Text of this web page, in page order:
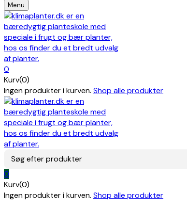
Menu
0
Kurv(0)
Ingen produkter i kurven. Shop alle produkter
Søg efter produkter
0
Kurv(0)
Ingen produkter i kurven. Shop alle produkter